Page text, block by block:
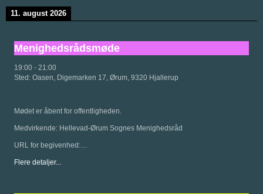
11. august 2026
Menighedsrådsmøde
19:00 - 21:00
Sted: Oasen, Digemarken 17, Ørum, 9320 Hjallerup
Mødet er åbent for offentligheden.
Medvirkende: Hellevad-Ørum Sognes Menighedsråd
URL for begivenhed:…
Flere detaljer...